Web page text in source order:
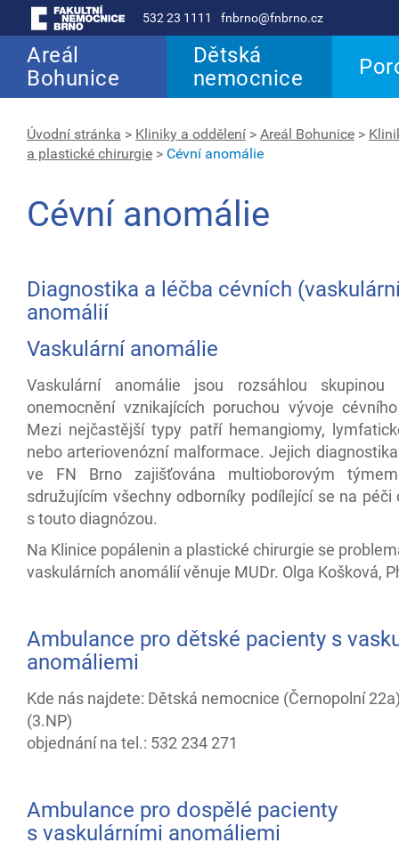
532 23 1111 fnbrno@fnbrno.cz
Areál
Bohunice
Dětská
nemocnice
Úvodní stránka > Kliniky a oddělení > Areál Bohunice >
a plastické chirurgie > Cévní anomálie
Cévní anomálie
Diagnostika a léčba cévních
anomálií
Vaskulární anomálie
Vaskulární anomálie jsou rozsáhlou skupinou
onemocnění vznikajících poruchou vývoje
Mezi nejčastější typy patří hemangiomy,
nebo arteriovenózní malformace. Jejich
ve FN Brno zajišťována multioborovým týmem
sdružujícím všechny odborníky podílející se na péči
s touto diagnózou.
Na Klinice popálenin a plastické chirurgie se
vaskulárních anomálií věnuje MUDr. Olga Košková,
Ambulance pro dětské pacienty s
anomáliemi
Kde nás najdete: Dětská nemocnice (Černopolní
(3.NP)
objednání na tel.: 532 234 271
Ambulance pro dospělé pacienty
s vaskulárními anomáliemi